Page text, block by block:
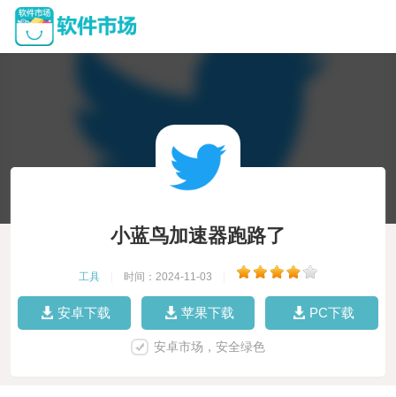
小蓝鸟加速器跑路了
工具 时间：2024-11-03
安卓下载 苹果下载 PC下载
安卓市场，安全绿色